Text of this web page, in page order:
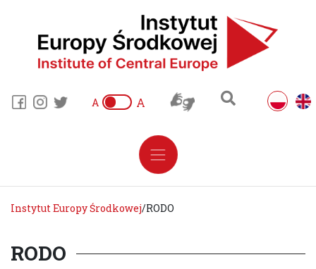
A A
Instytut Europy Środkowej/RODO
RODO